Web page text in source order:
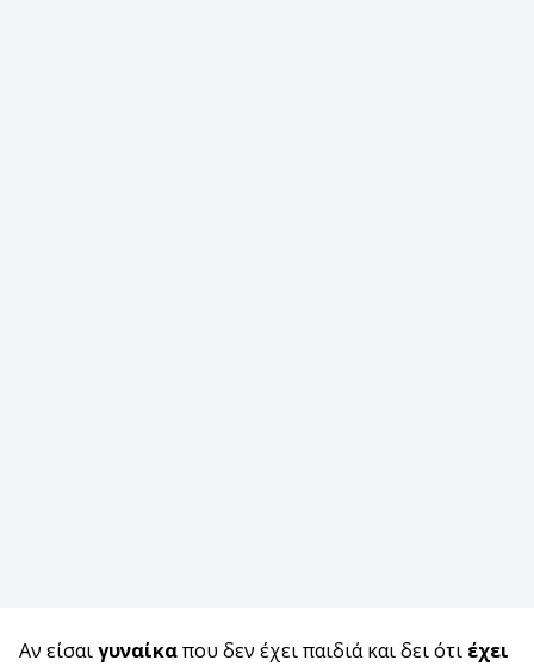
Αν είσαιγυναίκαπου δεν έχει παιδιά και δει ότι έχει